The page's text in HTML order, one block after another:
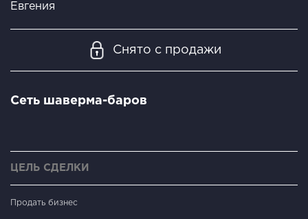
Евгения
Снято с продажи
Cеть шавермa-баpов
ЦЕЛЬ СДЕЛКИ
Продать бизнес